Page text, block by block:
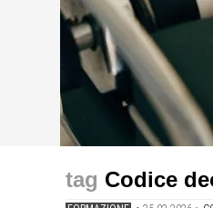
Genova · 4 Cfp
· Ordine degli Architetti
per iscritto»Codice